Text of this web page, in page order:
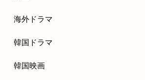
海外ドラマ
韓国ドラマ
韓国映画